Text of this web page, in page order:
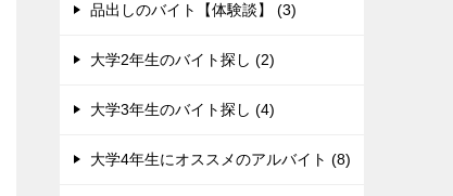
品出しのバイト【体験談】 (3)
大学2年生のバイト探し (2)
大学3年生のバイト探し (4)
大学4年生にオススメのアルバイト (8)